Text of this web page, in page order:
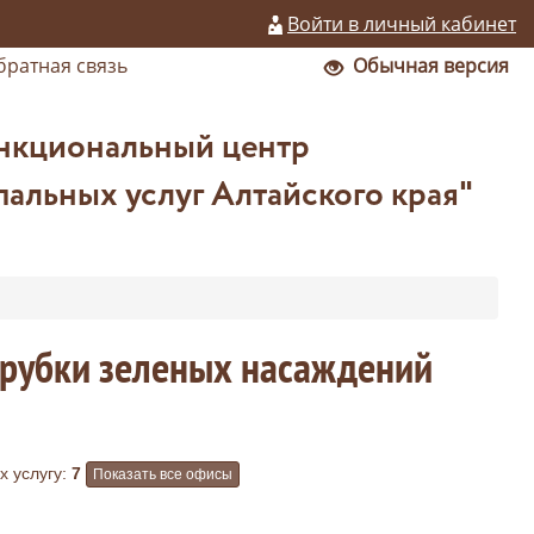
Войти в личный кабинет
связь
Обычная версия
центр
услуг Алтайского края"
зеленых насаждений
услугу: 7 Показать все офисы